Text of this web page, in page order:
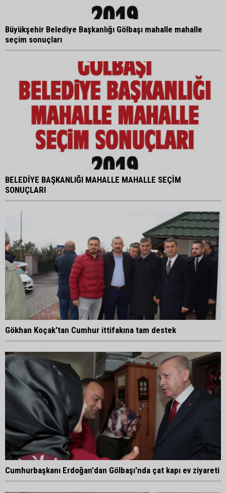
Büyükşehir Belediye Başkanlığı Gölbaşı mahalle mahalle
seçim sonuçları
BELEDİYE BAŞKANLIĞI MAHALLE MAHALLE SEÇİM
SONUÇLARI
Gökhan Koçak'tan Cumhur ittifakına tam destek
Cumhurbaşkanı Erdoğan'dan Gölbaşı'nda çat kapı ev ziyareti